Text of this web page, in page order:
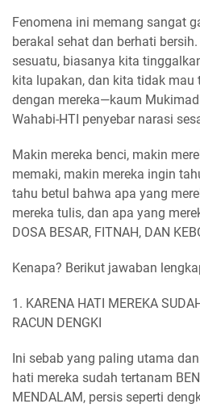
Fenomena ini memang sangat
berakal sehat dan berhati
sesuatu, biasanya kita
kita lupakan, dan kita tidak mau
dengan mereka—kaum
Wahabi-HTI penyebar narasi
Makin mereka benci, makin
memaki, makin mereka ingin
tahu betul bahwa apa yang
mereka tulis, dan apa yang
DOSA BESAR, FITNAH, DAN
Kenapa? Berikut jawaban
1. KARENA HATI MEREKA
RACUN DENGKI
Ini sebab yang paling utama
hati mereka sudah tertanam
MENDALAM, persis seperti